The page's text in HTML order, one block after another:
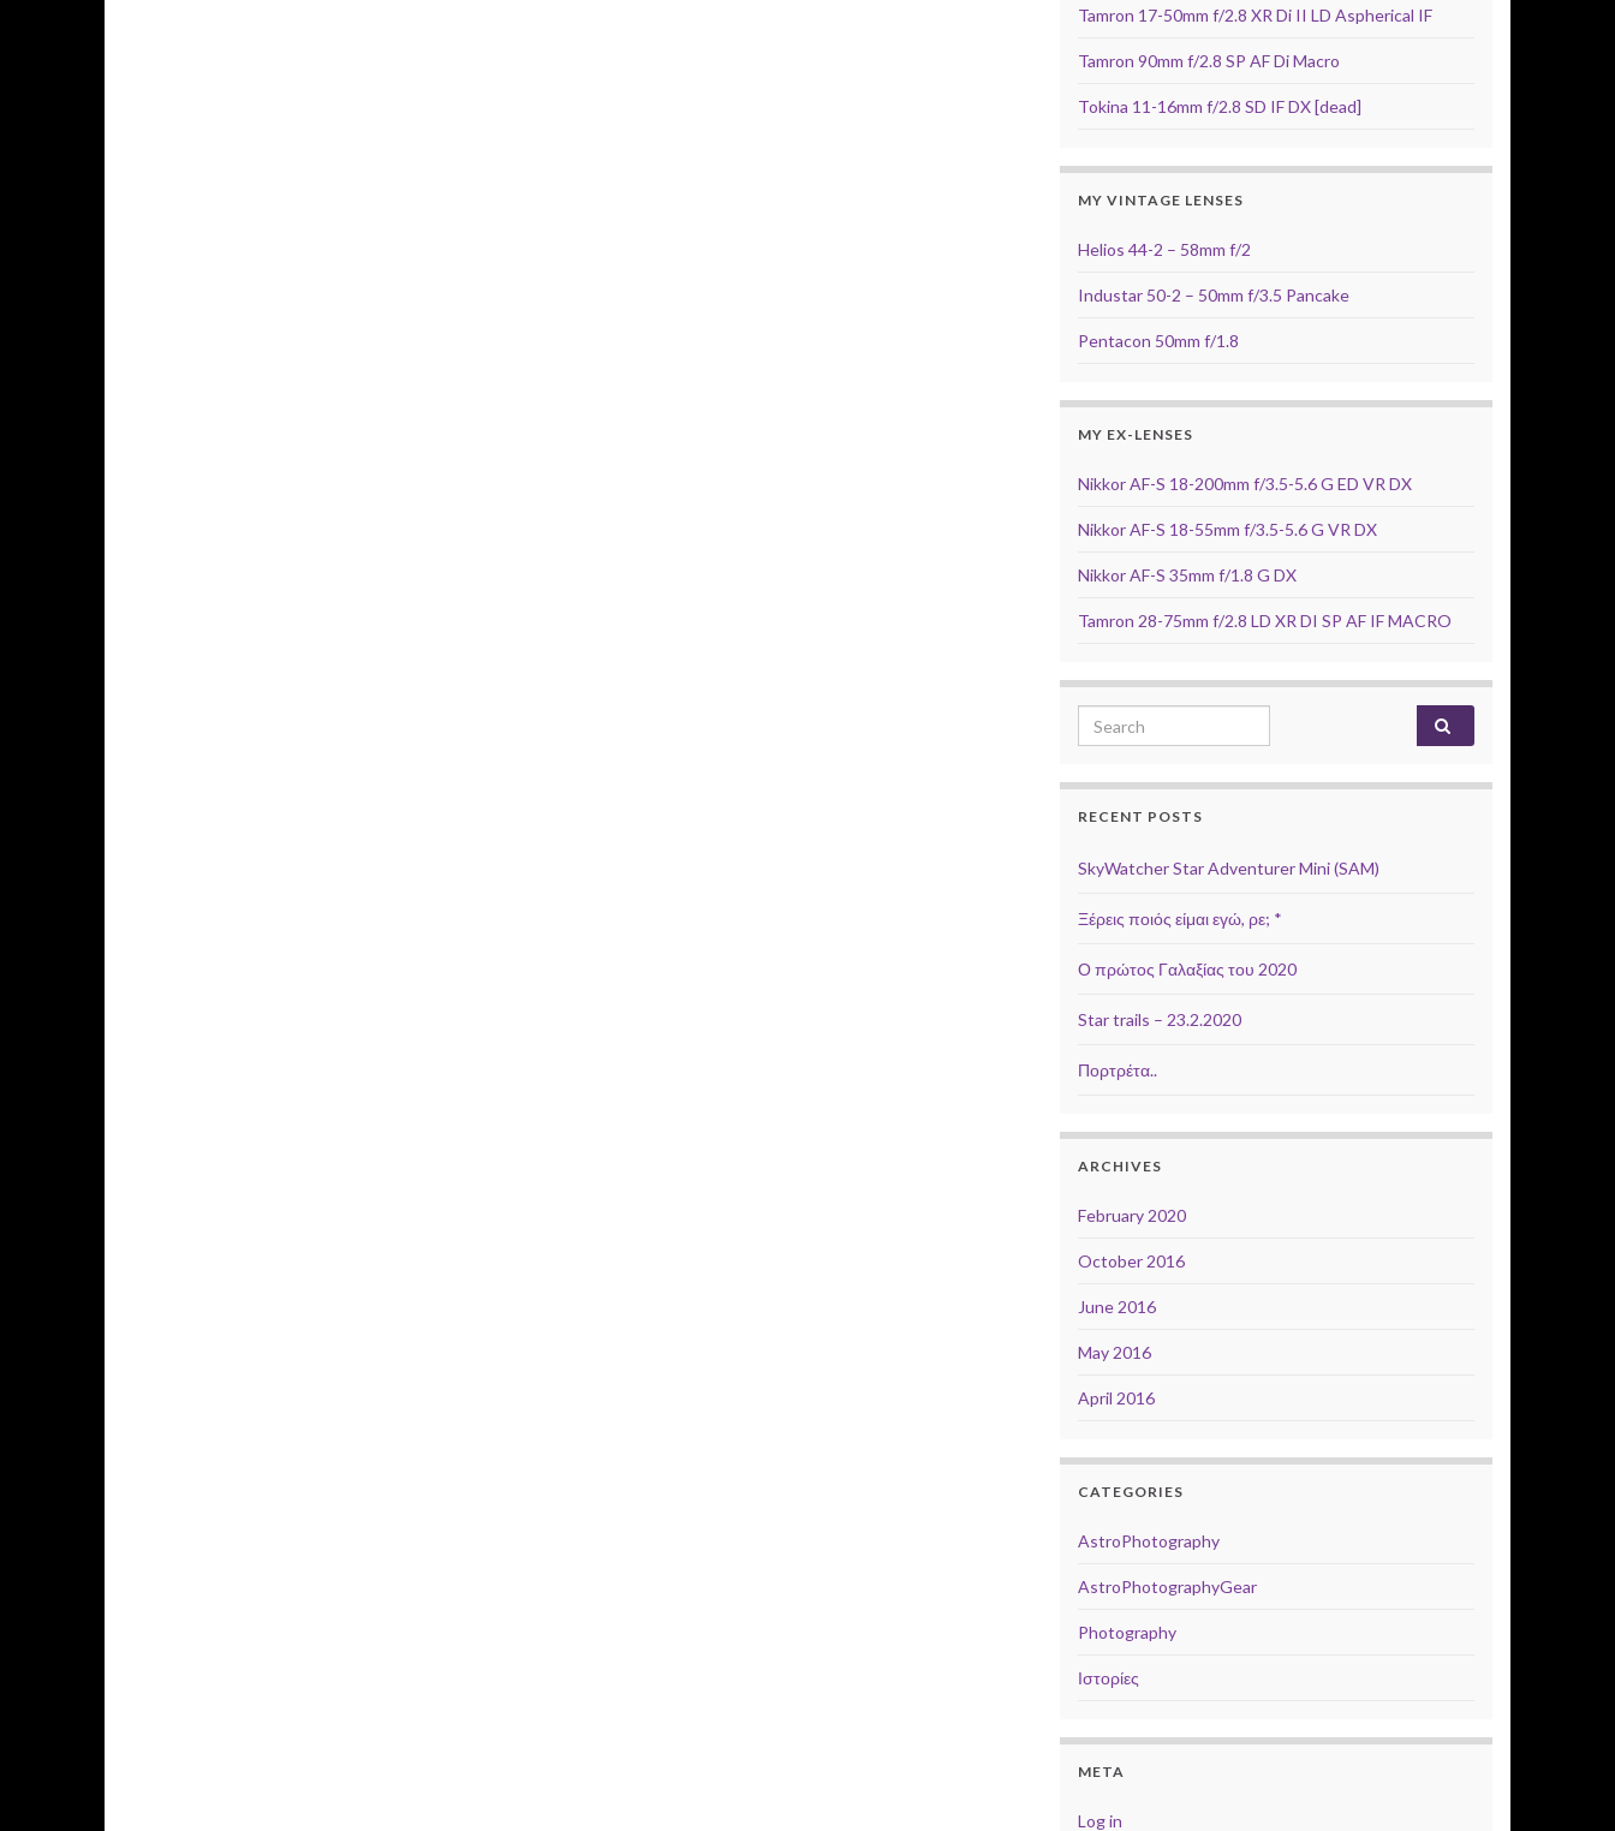
Tamron 17-50mm f/2.8 XR Di II LD Aspherical IF
Tamron 90mm f/2.8 SP AF Di Macro
Tokina 11-16mm f/2.8 SD IF DX [dead]
MY VINTAGE LENSES
Helios 44-2 – 58mm f/2
Industar 50-2 – 50mm f/3.5 Pancake
Pentacon 50mm f/1.8
MY EX-LENSES
Nikkor AF-S 18-200mm f/3.5-5.6 G ED VR DX
Nikkor AF-S 18-55mm f/3.5-5.6 G VR DX
Nikkor AF-S 35mm f/1.8 G DX
Tamron 28-75mm f/2.8 LD XR DI SP AF IF MACRO
Search for:
RECENT POSTS
SkyWatcher Star Adventurer Mini (SAM)
Ξέρεις ποιός είμαι εγώ, ρε; *
Ο πρώτος Γαλαξίας του 2020
Star trails – 23.2.2020
Πορτρέτα..
ARCHIVES
February 2020
October 2016
June 2016
May 2016
April 2016
CATEGORIES
AstroPhotography
AstroPhotographyGear
Photography
Ιστορίες
META
Log in